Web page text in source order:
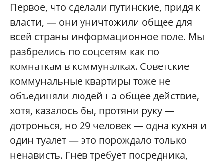
Первое, что сделали путинские, придя к
власти, — они уничтожили общее для
всей страны информационное поле. Мы
разбрелись по соцсетям как по
комнаткам в коммуналках. Советские
коммунальные квартиры тоже не
объединяли людей на общее действие,
хотя, казалось бы, протяни руку —
дотронься, но 29 человек — одна кухня и
один туалет — это порождало только
ненависть. Гнев требует посредника,